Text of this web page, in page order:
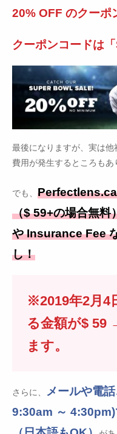
20% OFF のクーポ
クーポンコードは「
最後になりますが、実は
費用が発生するところもあ
でも、 Perfectlens.ca
（$ 59+の場合無
や Insurance Fee
し！
※2019年2月4
る金額が$ 59
ます。
さらに、 メールや電
9:30am ～ 4:30pm)